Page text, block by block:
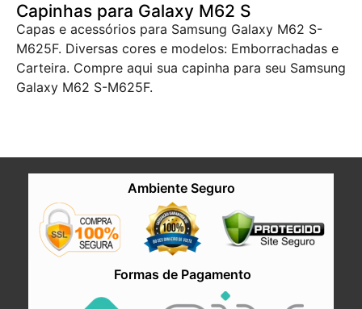
Capinhas para Galaxy M62 S
Capas e acessórios para Samsung Galaxy M62 S-
M625F. Diversas cores e modelos: Emborrachadas e
Carteira. Compre aqui sua capinha para seu Samsung
Galaxy M62 S-M625F.
Ambiente Seguro
Formas de Pagamento